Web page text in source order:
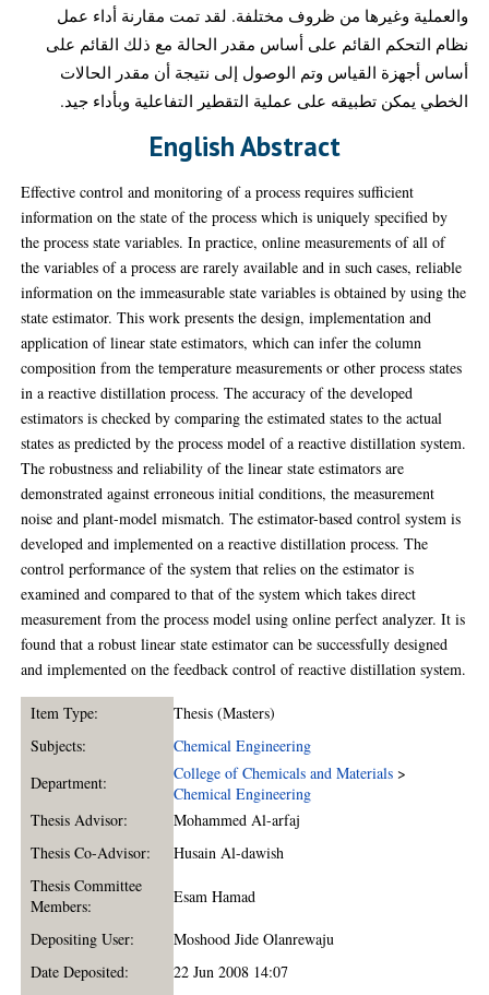
والعملية وغيرها من ظروف مختلفة. لقد تمت مقارنة أداء عمل
نظام التحكم القائم على أساس مقدر الحالة مع ذلك القائم على
أساس أجهزة القياس وتم الوصول إلى نتيجة أن مقدر الحالات
الخطي يمكن تطبيقه على عملية التقطير التفاعلية وبأداء جيد.
English Abstract
Effective control and monitoring of a process requires sufficient
information on the state of the process which is uniquely specified by
the process state variables. In practice, online measurements of all of
the variables of a process are rarely available and in such cases, reliable
information on the immeasurable state variables is obtained by using the
state estimator. This work presents the design, implementation and
application of linear state estimators, which can infer the column
composition from the temperature measurements or other process states
in a reactive distillation process. The accuracy of the developed
estimators is checked by comparing the estimated states to the actual
states as predicted by the process model of a reactive distillation system.
The robustness and reliability of the linear state estimators are
demonstrated against erroneous initial conditions, the measurement
noise and plant-model mismatch. The estimator-based control system is
developed and implemented on a reactive distillation process. The
control performance of the system that relies on the estimator is
examined and compared to that of the system which takes direct
measurement from the process model using online perfect analyzer. It is
found that a robust linear state estimator can be successfully designed
and implemented on the feedback control of reactive distillation system.
Item Type:
Thesis (Masters)
Subjects:
Chemical Engineering
Department:
College of Chemicals and Materials >
Chemical Engineering
Thesis Advisor:
Mohammed Al-arfaj
Thesis Co-Advisor:
Husain Al-dawish
Thesis Committee
Members:
Esam Hamad
Depositing User:
Moshood Jide Olanrewaju
Date Deposited:
22 Jun 2008 14:07